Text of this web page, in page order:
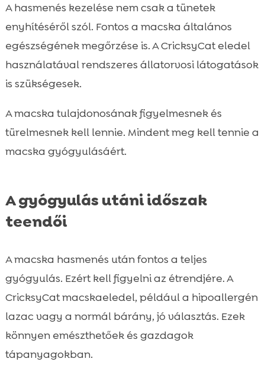
A hasmenés kezelése nem csak a tünetek
enyhítéséről szól. Fontos a macska általános
egészségének megőrzése is. A CricksyCat eledel
használatával rendszeres állatorvosi látogatások
is szükségesek.
A macska tulajdonosának figyelmesnek és
türelmesnek kell lennie. Mindent meg kell tennie a
macska gyógyulásáért.
A gyógyulás utáni időszak
teendői
A macska hasmenés után fontos a teljes
gyógyulás. Ezért kell figyelni az étrendjére. A
CricksyCat macskaeledel, például a hipoallergén
lazac vagy a normál bárány, jó választás. Ezek
könnyen emészthetőek és gazdagok
tápanyagokban.